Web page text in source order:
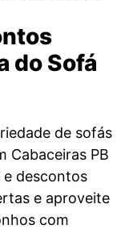
do Sofá
de sofás
Cabaceiras PB
descontos
e aproveite
com